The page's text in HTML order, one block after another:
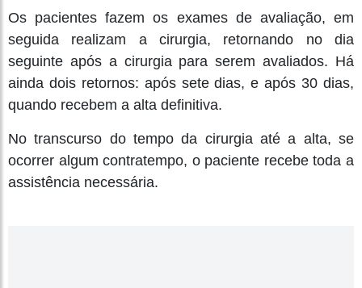
Os pacientes fazem os exames de avaliação, em
seguida realizam a cirurgia, retornando no dia
seguinte após a cirurgia para serem avaliados. Há
ainda dois retornos: após sete dias, e após 30 dias,
quando recebem a alta definitiva.
No transcurso do tempo da cirurgia até a alta, se
ocorrer algum contratempo, o paciente recebe toda a
assistência necessária.